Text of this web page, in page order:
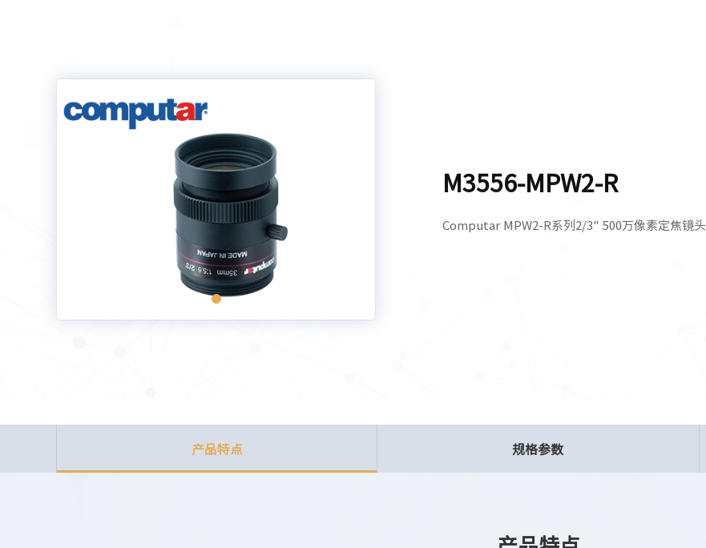
M3556-MPW2-R
Computar MPW2-R系列2/3" 500万像素定焦镜头
产品特点 规格参数